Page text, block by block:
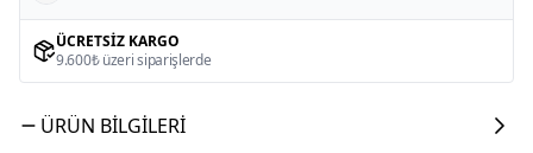
ÜCRETSIZ KARGO
9.600₺ üzeri siparişlerde
ÜRÜN BILGILERI